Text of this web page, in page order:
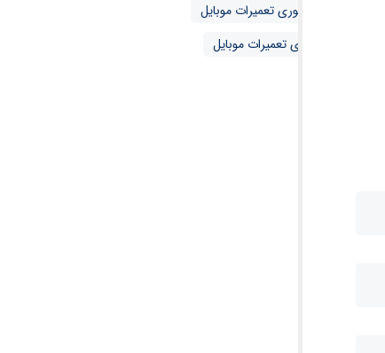
حضوری تعمیرات موبایل
مجازی تعمیرات موبایل